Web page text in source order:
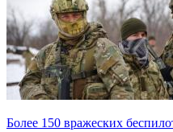
Более 150 вражеских